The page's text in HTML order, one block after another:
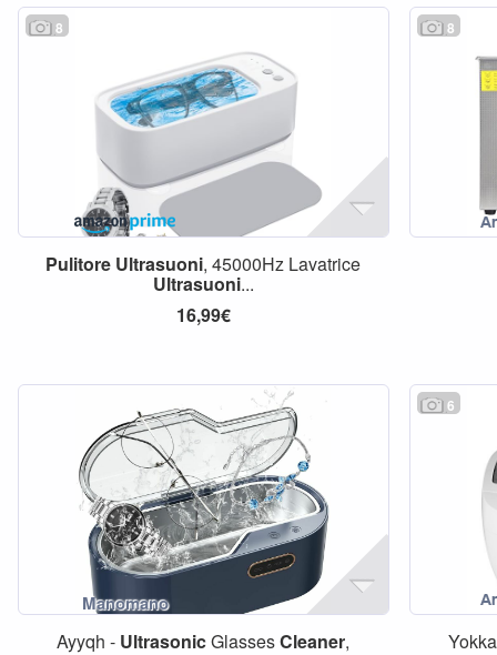
8
Pulitore Ultrasuoni, 45000Hz Lavatrice
Ultrasuoni...
16,99€
8
Ayyqh - UltrasonicGlassesCleaner,
6